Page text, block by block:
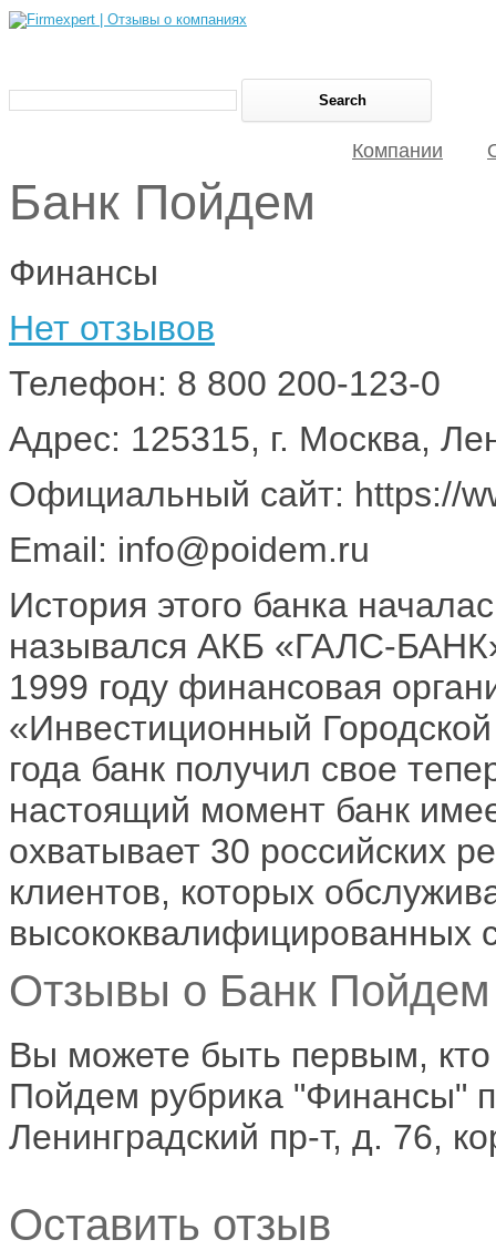
Компании
Банк Пойдем
Финансы
Нет отзывов
Телефон: 8 800 200-123-0
Адрес: 125315, г. Москва,
Официальный сайт: https://
Email: info@poidem.ru
История этого банка
назывался АКБ «ГАЛС-
1999 году финансовая
«Инвестиционный
года банк получил свое
настоящий момент банк
охватывает 30 российских
клиентов, которых
высококвалифицированных
Отзывы о Банк Пойдем
Вы можете быть первым,
Пойдем рубрика "Финансы"
Ленинградский пр-т, д. 76,
Оставить отзыв